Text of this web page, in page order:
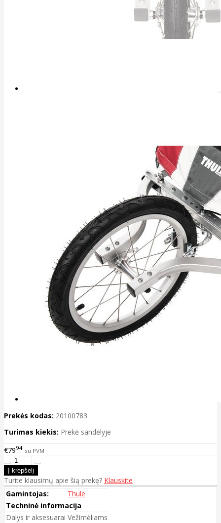
Prekės kodas: 20100783
Turimas kiekis: Prekė sandėlyje
€7994 su PVM
Turite klausimų apie šią prekę? Klauskite
Gamintojas:
Thule
Techninė informacija
Dalys ir aksesuarai Vežimėliams